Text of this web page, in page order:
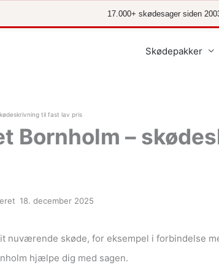
17.000+ skødesager siden
Skødepakker
til fast lav pris
Bornholm –
18. december 2025
nuværende skøde, for eksempel i forbindelse
hjælpe dig med sagen.